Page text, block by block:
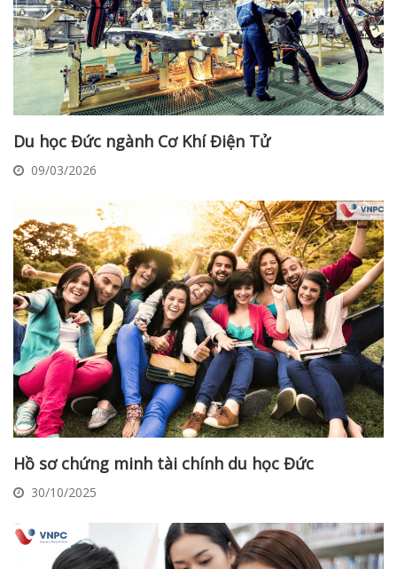
Du học Đức ngành Cơ Khí Điện Tử
09/03/2026
Hồ sơ chứng minh tài chính du học Đức
30/10/2025